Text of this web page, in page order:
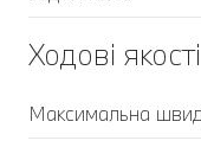
Ходові якості
Максимальна